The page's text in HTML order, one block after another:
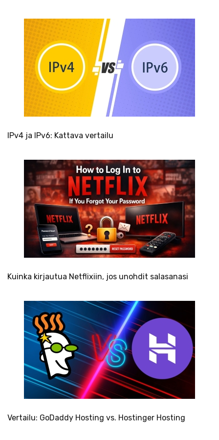
IPv4 ja IPv6: Kattava vertailu
Kuinka kirjautua Netflixiin, jos unohdit salasanasi
Vertailu: GoDaddy Hosting vs. Hostinger Hosting